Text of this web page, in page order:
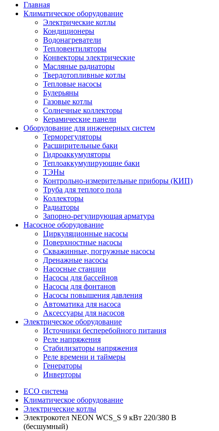
Главная
Климатическое оборудование
Электрические котлы
Кондиционеры
Водонагреватели
Тепловентиляторы
Конвекторы электрические
Масляные радиаторы
Твердотопливные котлы
Тепловые насосы
Булерьяны
Газовые котлы
Солнечные коллекторы
Керамические панели
Оборудование для инженерных систем
Терморегуляторы
Расширительные баки
Гидроаккумуляторы
Теплоаккумулирующие баки
ТЭНы
Контрольно-измерительные приборы (КИП)
Труба для теплого пола
Коллекторы
Радиаторы
Запорно-регулирующая арматура
Насосное оборудование
Циркуляционные насосы
Поверхностные насосы
Скважинные, погружные насосы
Дренажные насосы
Насосные станции
Насосы для бассейнов
Насосы для фонтанов
Насосы повышения давления
Автоматика для насоса
Аксессуары для насосов
Электрическое оборудование
Источники бесперебойного питания
Реле напряжения
Стабилизаторы напряжения
Реле времени и таймеры
Генераторы
Инверторы
ECO система
Климатическое оборудование
Электрические котлы
Электрокотел NEON WCS_S 9 кВт 220/380 В
(бесшумный)